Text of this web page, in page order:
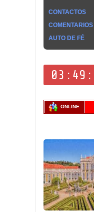
CONTACTOS
COMENTARIOS
AUTO DE FÉ
ONLINE